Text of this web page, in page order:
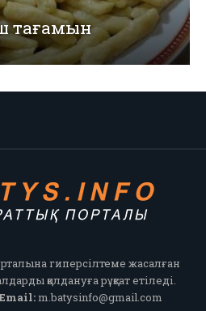
тағамын
гиперсілтеме жасалған
қолдануға рұқсат етіледі.
Email:m.batysinfo@gmail.com